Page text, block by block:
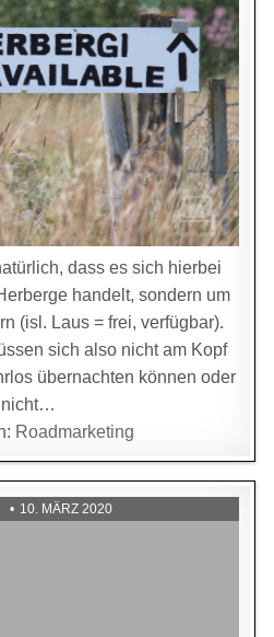
dass es sich hierbei
handelt, sondern um
(isl. Laus = frei, verfügbar).
sich also nicht am Kopf
übernachten können oder
nicht…
Roadmarketing
10. MÄRZ 2020